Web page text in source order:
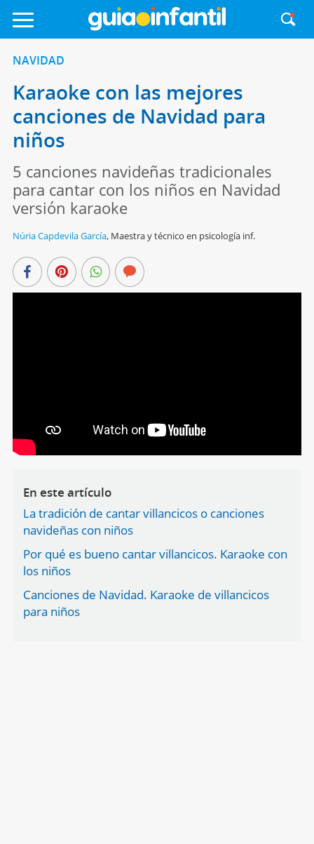
NAVIDAD
Karaoke con las mejores
canciones de Navidad para
niños
5 canciones navideñas tradicionales
para cantar con los niños en Navidad
versión karaoke
Núria Capdevila García, Maestra y técnico en psicología inf.
En este artículo
La tradición de cantar villancicos o canciones
navideñas con niños
Por qué es bueno cantar villancicos. Karaoke con
los niños
Canciones de Navidad. Karaoke de villancicos
para niños